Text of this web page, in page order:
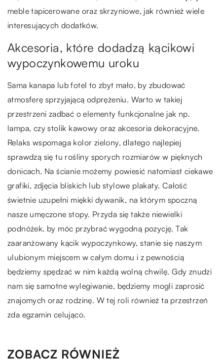
meble tapicerowane oraz skrzyniowe, jak również wiele
interesujących dodatków.
Akcesoria, które dodadzą kącikowi
wypoczynkowemu uroku
Sama kanapa lub fotel to zbyt mało, by zbudować
atmosferę sprzyjającą odprężeniu. Warto w takiej
przestrzeni zadbać o elementy funkcjonalne jak np.
lampa, czy stolik kawowy oraz akcesoria dekoracyjne.
Relaks wspomaga kolor zielony, dlatego najlepiej
sprawdzą się tu rośliny sporych rozmiarów w pięknych
donicach. Na ścianie możemy powiesić natomiast ciekawe
grafiki, zdjęcia bliskich lub stylowe plakaty. Całość
świetnie uzupełni miękki dywanik, na którym spoczną
nasze umęczone stopy. Przyda się także niewielki
podnóżek, by móc przybrać wygodną pozycję. Tak
zaaranżowany kącik wypoczynkowy, stanie się naszym
ulubionym miejscem w całym domu i z pewnością
będziemy spędzać w nim każdą wolną chwilę. Gdy znudzi
nam się samotne wylegiwanie, będziemy mogli zaprosić
znajomych oraz rodzinę. W tej roli również ta przestrzeń
zda egzamin celująco.
ZOBACZ RÓWNIEŻ